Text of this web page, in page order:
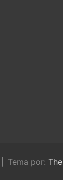
Tema por: